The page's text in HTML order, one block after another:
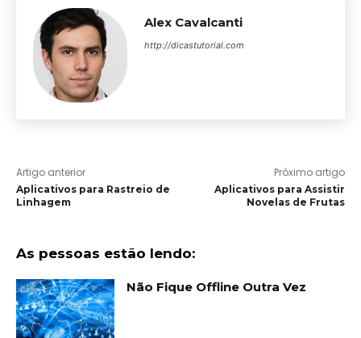
Alex Cavalcanti
http://dicastutorial.com
Artigo anterior
Aplicativos para Rastreio de
Linhagem
Próximo artigo
Aplicativos para Assistir
Novelas de Frutas
As pessoas estão lendo:
Não Fique Offline Outra Vez